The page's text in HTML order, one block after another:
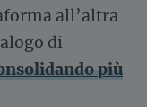
all’altra
di
più